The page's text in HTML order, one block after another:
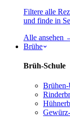
Filtere alle
und finde in
Alle ansehen
Brühe
Brüh-Schule